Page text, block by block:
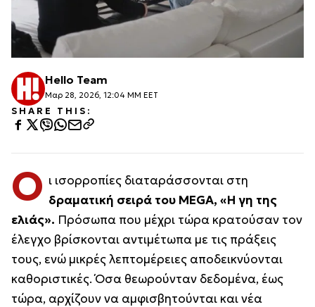
Hello Team
Μαρ 28, 2026, 12:04 ΜΜ EET
SHARE THIS:
Ο ι ισορροπίες διαταράσσονται στη
δραματική σειρά του MEGA, «Η γη της
ελιάς». Πρόσωπα που μέχρι τώρα κρατούσαν τον
έλεγχο βρίσκονται αντιμέτωπα με τις πράξεις
τους, ενώ μικρές λεπτομέρειες αποδεικνύονται
καθοριστικές. Όσα θεωρούνταν δεδομένα, έως
τώρα, αρχίζουν να αμφισβητούνται και νέα